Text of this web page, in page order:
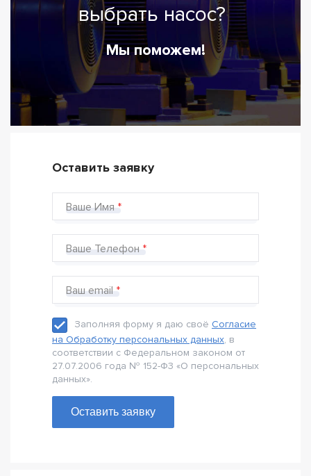
выбрать насос?
Мы поможем!
Оставить заявку
Ваше Имя
Ваше Телефон
Ваш email
Заполняя форму я даю своё Согласие
на Обработку персональных данных, в
соответствии с Федеральном законом от
27.07.2006 года № 152-Ф3 «О персональных
данных».
Оставить заявку